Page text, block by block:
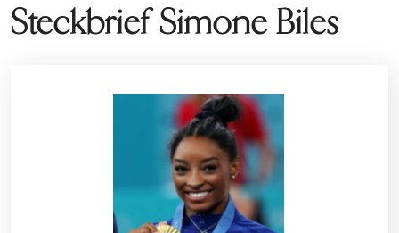
Steckbrief Simone Biles